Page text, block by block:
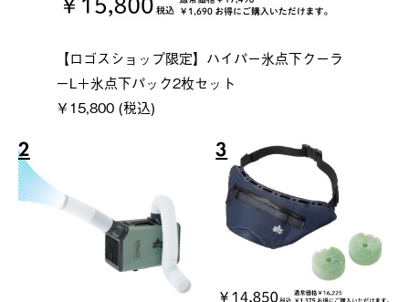
【ロゴスショップ限定】ハイパー氷点下クーラ
ーL＋氷点下パック2枚セット
￥15,800 (税込)
2 3